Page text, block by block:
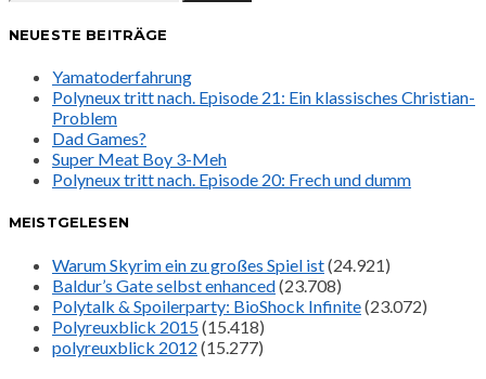
NEUESTE BEITRÄGE
Yamatoderfahrung
Polyneux tritt nach. Episode 21: Ein klassisches Christian-
Problem
Dad Games?
Super Meat Boy 3-Meh
Polyneux tritt nach. Episode 20: Frech und dumm
MEISTGELESEN
Warum Skyrim ein zu großes Spiel ist(24.921)
Baldur’s Gate selbst enhanced(23.708)
Polytalk & Spoilerparty: BioShock Infinite(23.072)
Polyreuxblick 2015(15.418)
polyreuxblick 2012 (15.277)